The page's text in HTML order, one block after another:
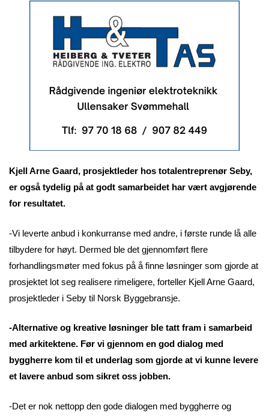
Kjell Arne Gaard, prosjektleder hos totalentreprenør Seby,
er også tydelig på at godt samarbeidet har vært avgjørende
for resultatet.
-Vi leverte anbud i konkurranse med andre, i første runde lå alle
tilbydere for høyt. Dermed ble det gjennomført flere
forhandlingsmøter med fokus på å finne løsninger som gjorde at
prosjektet lot seg realisere rimeligere, forteller Kjell Arne Gaard,
prosjektleder i Seby til Norsk Byggebransje.
-Alternative og kreative løsninger ble tatt fram i samarbeid
med arkitektene. Før vi gjennom en god dialog med
byggherre kom til et underlag som gjorde at vi kunne levere
et lavere anbud som sikret oss jobben.
-Det er nok nettopp den gode dialogen med byggherre og